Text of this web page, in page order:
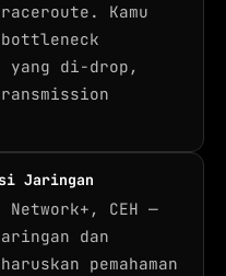
Kamu
yang di-drop,
Jaringan
Network+, CEH —
dan
pemahaman